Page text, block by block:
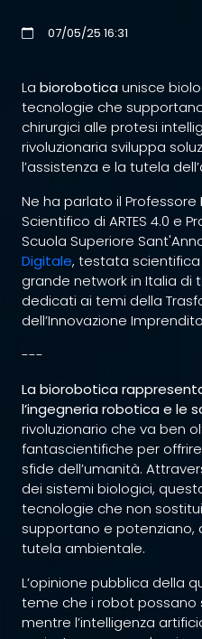
07/05/25 16:31
La bioroboticaunisce
tecnologie che
chirurgici alle protesi
rivoluzionaria sviluppa
l’assistenza e la tutela
Ne ha parlato il Professore
Scientifico di ARTES 4.0 e
Scuola Superiore
Digitale, testata
grande network in Italia di
dedicati ai temi della
dell’Innovazione
---
La biorobotica
l’ingegneria robotica e le
rivoluzionario che va ben
fantascientifiche per
sfide dell’umanità.
dei sistemi biologici,
tecnologie che non
supportano e potenziano,
tutela ambientale.
L’opinione pubblica della
teme che i robot possano
mentre l’intelligenza